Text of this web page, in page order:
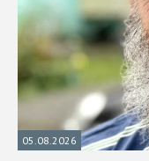
05.08.2026